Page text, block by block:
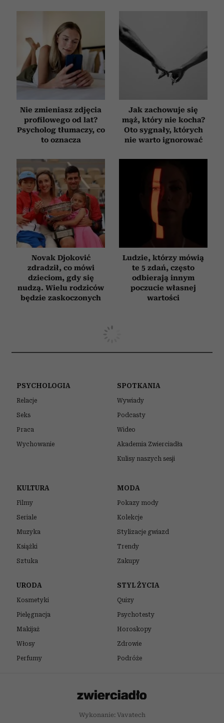
Nie zmieniasz zdjęcia
profilowego od lat?
Psycholog tłumaczy, co
to oznacza
Jak zachowuje się
mąż, który nie kocha?
Oto sygnały, których
nie warto ignorować
Novak Djoković
zdradził, co mówi
dzieciom, gdy się
nudzą. Wielu rodziców
będzie zaskoczonych
Ludzie, którzy mówią
te 5 zdań, często
odbierają innym
poczucie własnej
wartości
PSYCHOLOGIA
Relacje
Seks
Praca
Wychowanie
SPOTKANIA
Wywiady
Podcasty
Wideo
Akademia Zwierciadła
Kulisy naszych sesji
KULTURA
Filmy
Seriale
Muzyka
Książki
Sztuka
MODA
Pokazy mody
Kolekcje
Stylizacje gwiazd
Trendy
Zakupy
URODA
Kosmetyki
Pielęgnacja
Makijaż
Włosy
Perfumy
STYL ŻYCIA
Quizy
Psychotesty
Horoskopy
Zdrowie
Podróże
Wykonanie: Vavatech